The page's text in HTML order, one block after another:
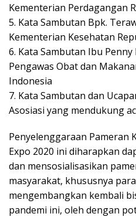
Kementerian Perdagangan
5. Kata Sambutan Bpk.
Kementerian Kesehatan
6. Kata Sambutan Ibu
Pengawas Obat dan
Indonesia
7. Kata Sambutan dan
Asosiasi yang mendukung
Penyelenggaraan Pameran
Expo 2020 ini diharapkan
dan mensosialisasikan
masyarakat, khususnya
mengembangkan kembali
pandemi ini, oleh dengan